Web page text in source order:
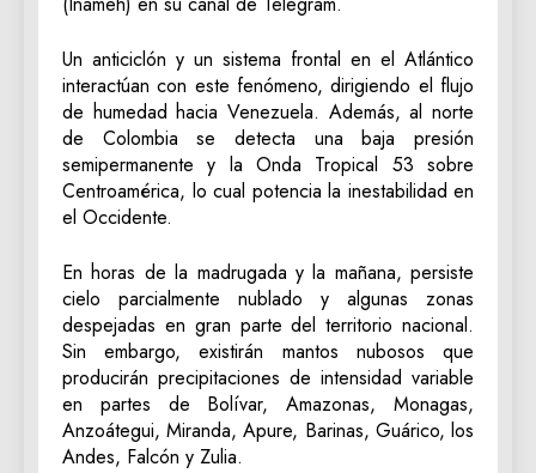
Un anticiclón y un sistema frontal en el Atlántico
interactúan con este fenómeno, dirigiendo el flujo
de humedad hacia Venezuela. Además, al norte
de Colombia se detecta una baja presión
semipermanente y la Onda Tropical 53 sobre
Centroamérica, lo cual potencia la inestabilidad en
el Occidente.
En horas de la madrugada y la mañana, persiste
cielo parcialmente nublado y algunas zonas
despejadas en gran parte del territorio nacional.
Sin embargo, existirán mantos nubosos que
producirán precipitaciones de intensidad variable
en partes de Bolívar, Amazonas, Monagas,
Anzoátegui, Miranda, Apure, Barinas, Guárico, los
Andes, Falcón y Zulia.